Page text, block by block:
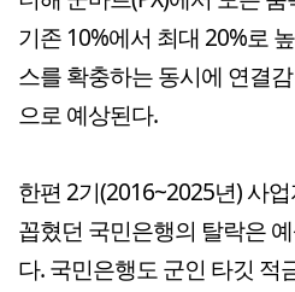
기존 10%에서 최대 20%로
스를 확충하는 동시에 연결
으로 예상된다.
한편 2기(2016~2025년) 사
꼽혔던 국민은행의 탈락은
다. 국민은행도 군인 타깃 적